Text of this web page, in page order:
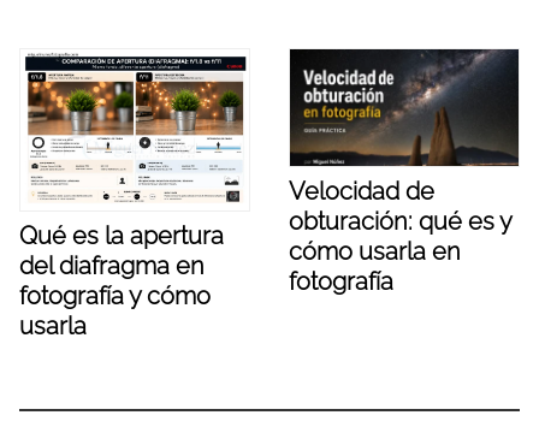
Qué es la apertura
del diafragma en
fotografía y cómo
usarla
Velocidad de
obturación: qué es y
cómo usarla en
fotografía